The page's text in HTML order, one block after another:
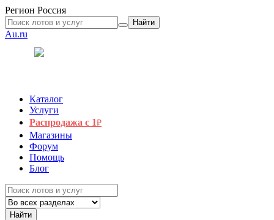
Регион Россия
Найти
Au.ru
Каталог
Услуги
Распродажа с 1₽
Магазины
Форум
Помощь
Блог
Найти